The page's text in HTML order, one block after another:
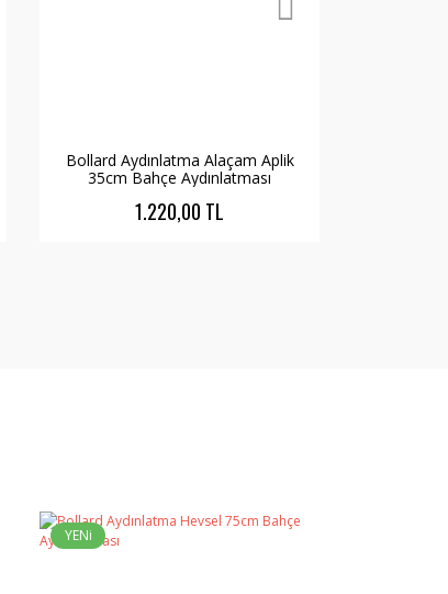
Bollard Aydınlatma Alaçam Aplik
35cm Bahçe Aydınlatması
1.220,00 TL
YENi